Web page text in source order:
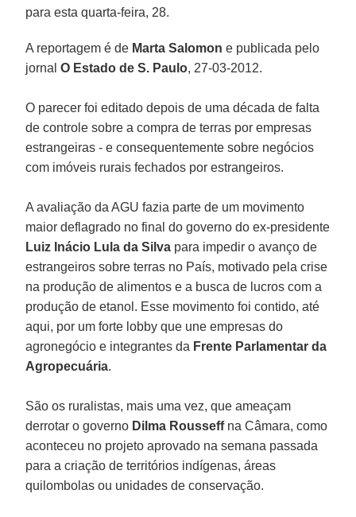
para esta quarta-feira, 28.
A reportagem é de Marta Salomon e publicada pelo
jornalO Estado de S. Paulo, 27-03-2012.
O parecer foi editado depois de uma década de falta
de controle sobre a compra de terras por empresas
estrangeiras - e consequentemente sobre negócios
com imóveis rurais fechados por estrangeiros.
A avaliação da AGU fazia parte de um movimento
maior deflagrado no final do governo do ex-presidente
Luiz Inácio Lula da Silva para impedir o avanço de
estrangeiros sobre terras no País, motivado pela crise
na produção de alimentos e a busca de lucros com a
produção de etanol. Esse movimento foi contido, até
aqui, por um forte lobby que une empresas do
agronegócio e integrantes da Frente Parlamentar da
Agropecuária.
São os ruralistas, mais uma vez, que ameaçam
derrotar o governo Dilma Rousseffna Câmara, como
aconteceu no projeto aprovado na semana passada
para a criação de territórios indígenas, áreas
quilombolas ou unidades de conservação.